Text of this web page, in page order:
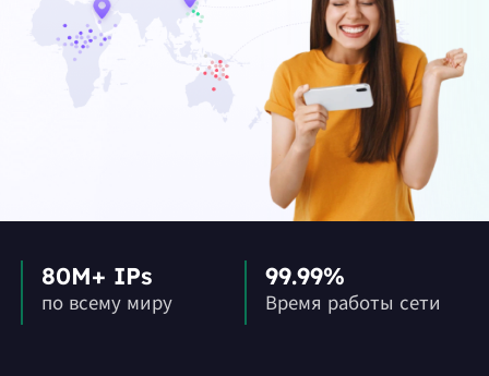
80M+ IPs
по всему миру
99.99%
Время работы сети